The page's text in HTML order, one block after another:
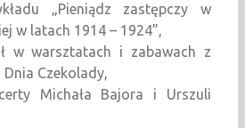
„Pieniądz zastępczy w
w latach 1914 – 1924”,
w warsztatach i zabawach z
Czekolady,
Michała Bajora i Urszuli